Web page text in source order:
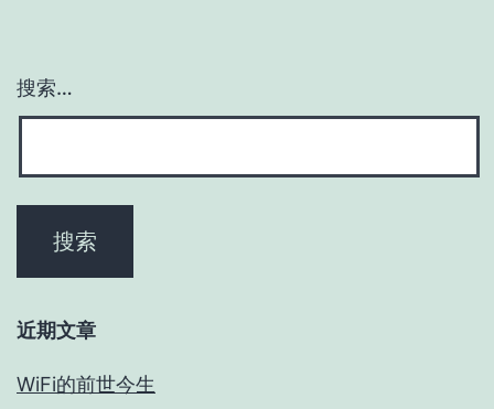
搜索…
近期文章
WiFi的前世今生